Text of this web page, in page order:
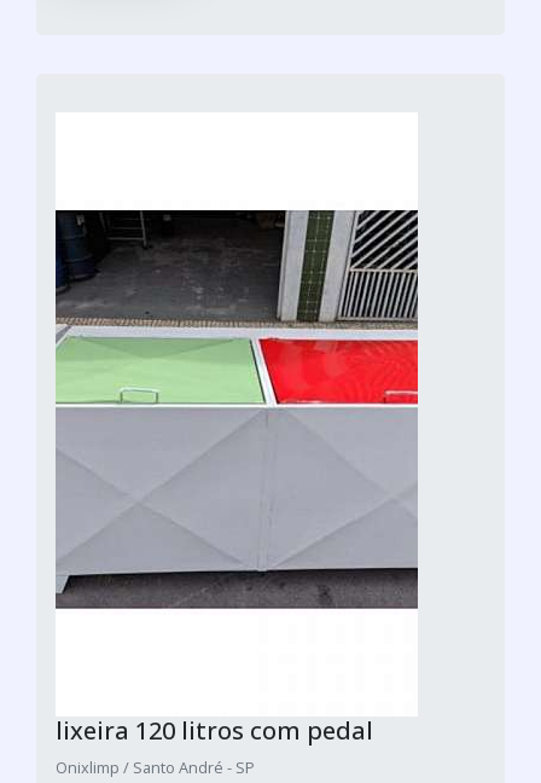
lixeira 120 litros com pedal
Onixlimp / Santo André - SP